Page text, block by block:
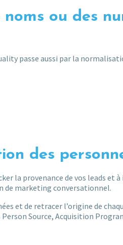
ou des
passe aussi par la
des
la provenance de vos leads et
de marketing conversationnel.
et de retracer l’origine de
Source, Acquisition